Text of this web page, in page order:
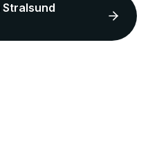
Stralsund